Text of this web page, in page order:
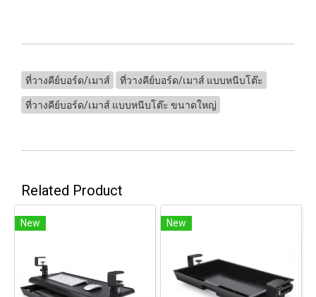
ที่วางคีย์บอร์ด/เมาส์ ที่วางคีย์บอร์ด/เมาส์ แบบหนีบโต๊ะ
ที่วางคีย์บอร์ด/เมาส์ แบบหนีบโต๊ะ ขนาดใหญ่
Related Product
New New